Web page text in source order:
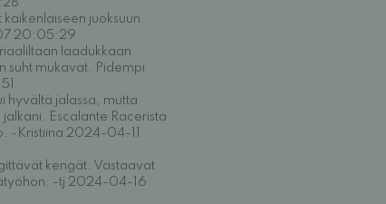
juoksuun.
20:05:29
laadukkaan
suht mukavat. Pidempi
hyvältä jalassa, mutta
Escalante Racerista
-Kristiina 2024-04-11
kengät. Vastaavat
-tj 2024-04-16